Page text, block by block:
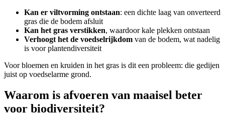
Kan er viltvorming ontstaan: een dichte laag van onverteerd
gras die de bodem afsluit
Kan het gras verstikken, waardoor kale plekken ontstaan
Verhoogt het de voedselrijkdom van de bodem, wat nadelig
is voor plantendiversiteit
Voor bloemen en kruiden in het gras is dit een probleem: die gedijen
juist op voedselarme grond.
Waarom is afvoeren van maaisel beter
voor biodiversiteit?